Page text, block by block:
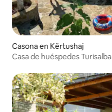
Casona en Kërtushaj
Casa de huéspedes Turisalba